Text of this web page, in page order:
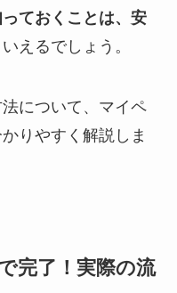
ておくことは、安
えるでしょう。
について、マイペ
りやすく解説しま
完了！実際の流